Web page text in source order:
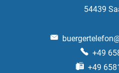
54439
+49
+49